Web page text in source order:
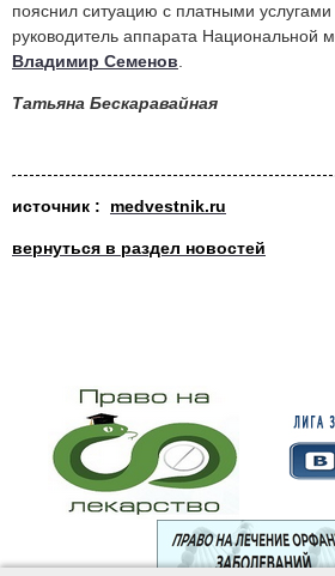
пояснил ситуацию с платными услугами
руководитель аппарата Национальной
Владимир Семенов
Татьяна Бескаравайная
источник : medvestnik.ru
вернуться в раздел новостей